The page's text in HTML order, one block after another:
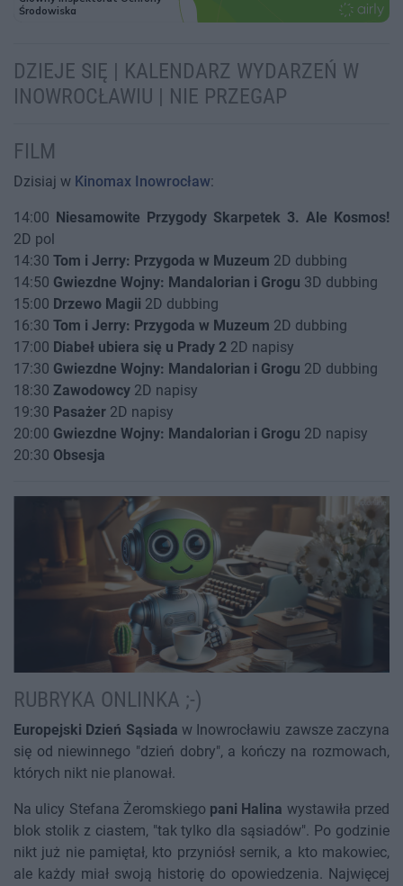
DZIEJE SIĘ | KALENDARZ WYDARZEŃ W
INOWROCŁAWIU | NIE PRZEGAP
FILM
Dzisiaj w Kinomax Inowrocław:
14:00 Niesamowite Przygody Skarpetek 3. Ale Kosmos!
2D pol
14:30 Tom i Jerry: Przygoda w Muzeum 2D dubbing
14:50 Gwiezdne Wojny: Mandalorian i Grogu 3D dubbing
15:00 Drzewo Magii 2D dubbing
16:30 Tom i Jerry: Przygoda w Muzeum 2D dubbing
17:00 Diabeł ubiera się u Prady 2 2D napisy
17:30 Gwiezdne Wojny: Mandalorian i Grogu 2D dubbing
18:30 Zawodowcy 2D napisy
19:30 Pasażer 2D napisy
20:00 Gwiezdne Wojny: Mandalorian i Grogu 2D napisy
20:30 Obsesja
RUBRYKA ONLINKA ;-)
Europejski Dzień Sąsiada w Inowrocławiu zawsze zaczyna
się od niewinnego "dzień dobry", a kończy na rozmowach,
których nikt nie planował.
Na ulicy Stefana Żeromskiego pani Halina wystawiła przed
blok stolik z ciastem, "tak tylko dla sąsiadów". Po godzinie
nikt już nie pamiętał, kto przyniósł sernik, a kto makowiec,
ale każdy miał swoją historię do opowiedzenia. Najwięcej